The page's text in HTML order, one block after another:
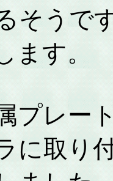
そうで
ます。
プレー
に取り